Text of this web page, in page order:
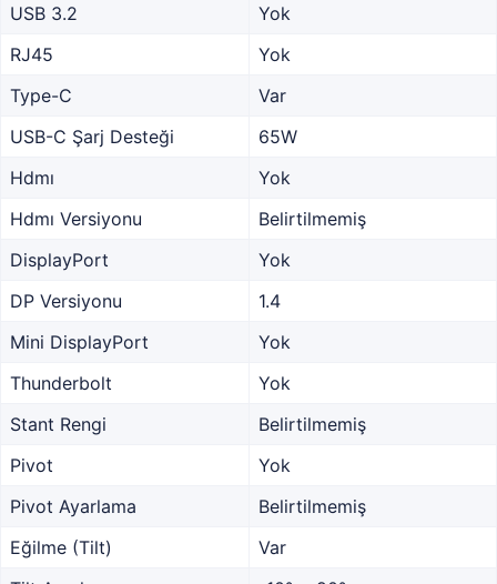
USB 3.2
Yok
RJ45
Yok
Type-C
Var
USB-C Şarj Desteği
65W
Hdmı
Yok
Hdmı Versiyonu
Belirtilmemiş
DisplayPort
Yok
DP Versiyonu
1.4
Mini DisplayPort
Yok
Thunderbolt
Yok
Stant Rengi
Belirtilmemiş
Pivot
Yok
Pivot Ayarlama
Belirtilmemiş
Eğilme (Tilt)
Var